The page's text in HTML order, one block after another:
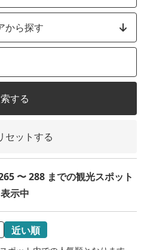
から探す
する
セットする
〜 288 までの観光スポット
示中
近い順